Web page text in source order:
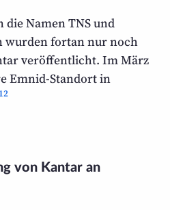
die Namen TNS und
wurden fortan nur noch
veröffentlicht. Im März
Emnid-Standort in
12
von Kantar an